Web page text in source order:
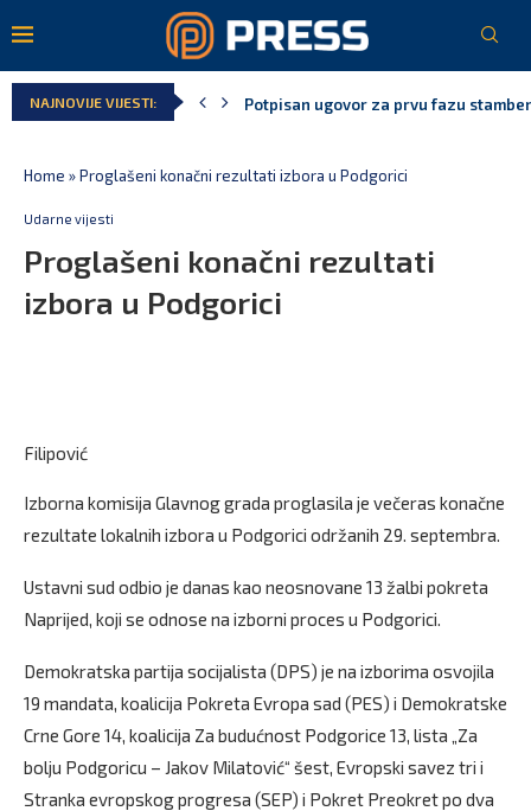
NAJNOVIJE VIJESTI:
Potpisan ugovor za prvu fazu
Home »Proglašeni konačni rezultati izbora u Podgorici
Udarne vijesti
Proglašeni konačni rezultati
izbora u Podgorici
Filipović
Izborna komisija Glavnog grada proglasila je večeras konačne
rezultate lokalnih izbora u Podgorici održanih 29. septembra.
Ustavni sud odbio je danas kao neosnovane 13 žalbi pokreta
Naprijed, koji se odnose na izborni proces u Podgorici.
Demokratska partija socijalista (DPS) je na izborima osvojila
19 mandata, koalicija Pokreta Evropa sad (PES) i Demokratske
Crne Gore 14, koalicija Za budućnost Podgorice 13, lista „Za
bolju Podgoricu – Jakov Milatović“ šest, Evropski savez tri i
Stranka evropskog progresa (SEP) i Pokret Preokret po dva